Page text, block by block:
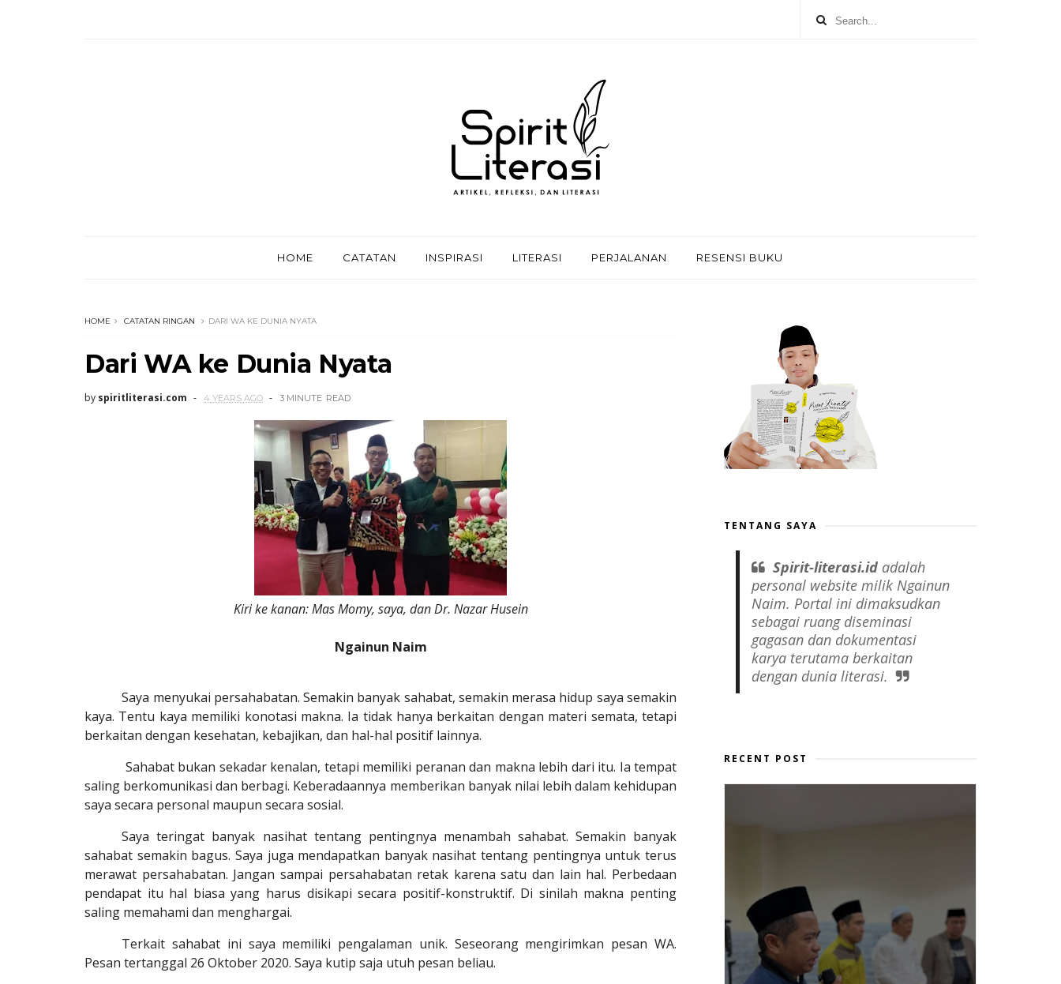
HOME CATATAN INSPIRASI LITERASI PERJALANAN RESENSI BUKU
HOME CATATAN RINGAN DARI WA KE DUNIA NYATA
Dari WA ke Dunia Nyata
by spiritliterasi.com 4 YEARS AGO 3 MINUTE READ
Kiri ke kanan: Mas Momy, saya, dan Dr. Nazar Husein
Ngainun Naim
Saya menyukai persahabatan. Semakin banyak sahabat, semakin merasa hidup saya semakin
kaya. Tentu kaya memiliki konotasi makna. Ia tidak hanya berkaitan dengan materi semata, tetapi
berkaitan dengan kesehatan, kebajikan, dan hal-hal positif lainnya.
Sahabat bukan sekadar kenalan, tetapi memiliki peranan dan makna lebih dari itu. Ia tempat
saling berkomunikasi dan berbagi. Keberadaannya memberikan banyak nilai lebih dalam kehidupan
saya secara personal maupun secara sosial.
Saya teringat banyak nasihat tentang pentingnya menambah sahabat. Semakin banyak
sahabat semakin bagus. Saya juga mendapatkan banyak nasihat tentang pentingnya untuk terus
merawat persahabatan. Jangan sampai persahabatan retak karena satu dan lain hal. Perbedaan
pendapat itu hal biasa yang harus disikapi secara positif-konstruktif. Di sinilah makna penting
saling memahami dan menghargai.
Terkait sahabat ini saya memiliki pengalaman unik. Seseorang mengirimkan pesan WA.
Pesan tertanggal 26 Oktober 2020. Saya kutip saja utuh pesan beliau.
TENTANG SAYA
Spirit-literasi.id adalah
personal website milik Ngainun
Naim. Portal ini dimaksudkan
sebagai ruang diseminasi
gagasan dan dokumentasi
karya terutama berkaitan
dengan dunia literasi.
RECENT POST